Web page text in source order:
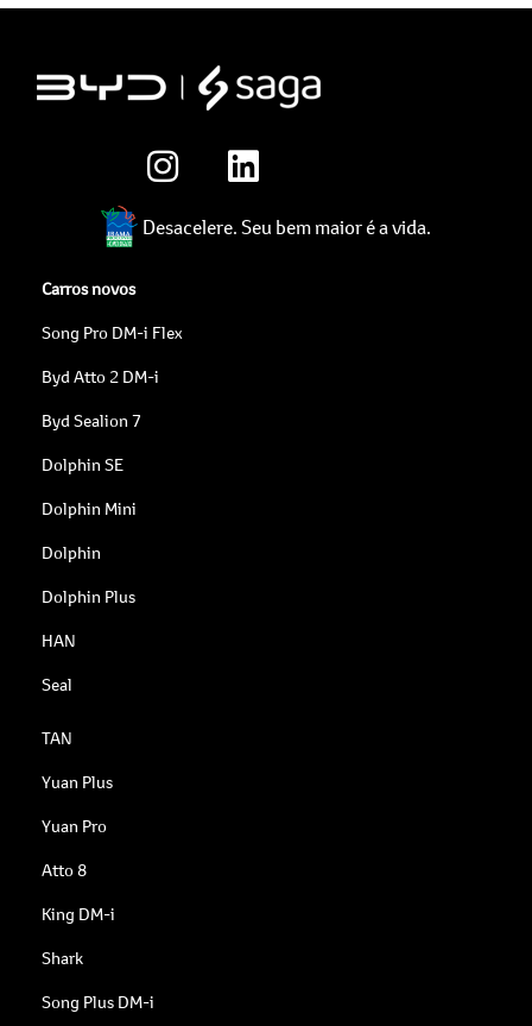
Desacelere. Seu bem maior é a vida.
Carros novos
Song Pro DM-i Flex
Byd Atto 2 DM-i
Byd Sealion 7
Dolphin SE
Dolphin Mini
Dolphin
Dolphin Plus
HAN
Seal
TAN
Yuan Plus
Yuan Pro
Atto 8
King DM-i
Shark
Song Plus DM-i